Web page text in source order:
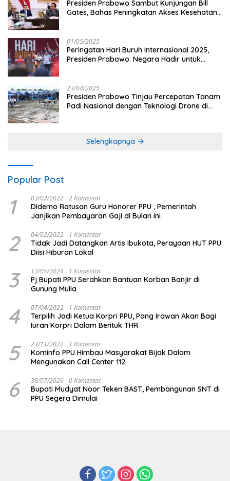
Presiden Prabowo Sambut Kunjungan Bill
Gates, Bahas Peningkatan Akses Kesehatan
01/05/2025
Peringatan Hari Buruh Internasional 2025,
Presiden Prabowo: Negara Hadir untuk
23/04/2025
Presiden Prabowo Tinjau Percepatan Tanam
Padi Nasional dengan Teknologi Drone di
Selengkapnya
Popular Post
1 03/02/2022 2 Komentar
Didemo Ratusan Guru Honorer PPU , Pemerintah
Janjikan Pembayaran Gaji di Bulan Ini
2 04/02/2022 1 Komentar
Tidak Jadi Datangkan Artis Ibukota, Perayaan HUT PPU
Diisi Hiburan Lokal
3 13/05/2024 1 Komentar
Pj Bupati PPU Serahkan Bantuan Korban Banjir di
Gunung Mulia
4 07/04/2022 1 Komentar
Terpilih Jadi Ketua Korpri PPU, Pang Irawan Akan Bagi
Iuran Korpri Dalam Bentuk THR
5 23/11/2022 1 Komentar
Kominfo PPU Himbau Masyarakat Bijak Dalam
Mengunakan Call Center 112
6 30/07/2026 0 Komentar
Bupati Mudyat Noor Teken BAST, Pembangunan SNT di
PPU Segera Dimulai